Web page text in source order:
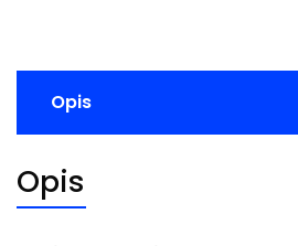
Opis
Opis